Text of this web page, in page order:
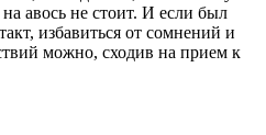
авось не стоит. И если был
избавиться от сомнений и
можно, сходив на прием к